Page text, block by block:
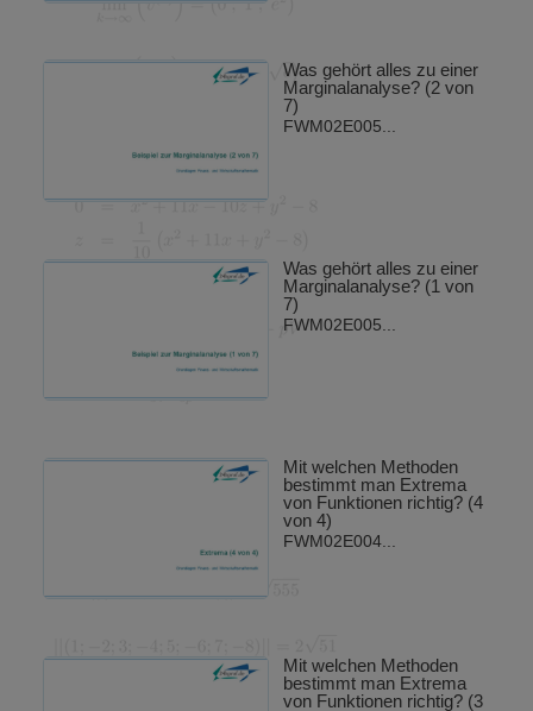
Was gehört alles zu einer
Marginalanalyse? (2 von
7)
FWM02E005...
Was gehört alles zu einer
Marginalanalyse? (1 von
7)
FWM02E005...
Mit welchen Methoden
bestimmt man Extrema
von Funktionen richtig? (4
von 4)
FWM02E004...
Mit welchen Methoden
bestimmt man Extrema
von Funktionen richtig? (3